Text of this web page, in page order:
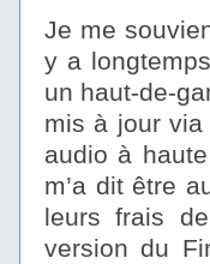
Je me
y a
un haut-de-
mis à jour via
audio à
m’a dit être
leurs frais
version du